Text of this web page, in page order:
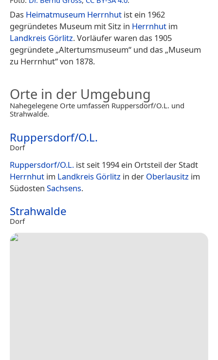
Das Heimatmuseum Herrnhut ist ein 1962
gegründetes Museum mit Sitz in Herrnhut im
Landkreis Görlitz. Vorläufer waren das 1905
gegründete „Altertumsmuseum“ und das „Museum
zu Herrnhut“ von 1878.
Orte in der Umgebung
Nahegelegene Orte umfassen Ruppersdorf/O.L. und
Strahwalde.
Ruppersdorf/O.L.
Dorf
Ruppersdorf/O.L. ist seit 1994 ein Ortsteil der Stadt
Herrnhut im Landkreis Görlitz in der Oberlausitz im
Südosten Sachsens.
Strahwalde
Dorf